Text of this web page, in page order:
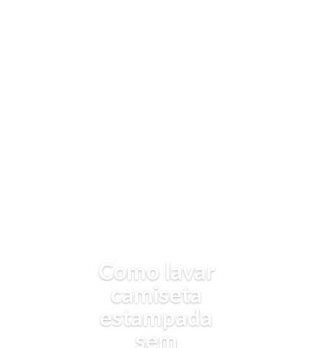
Como lavar
camiseta
estampada
sem